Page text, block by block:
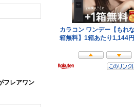
フレアワン